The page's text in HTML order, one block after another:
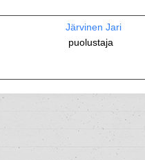
Järvinen Jari
puolustaja